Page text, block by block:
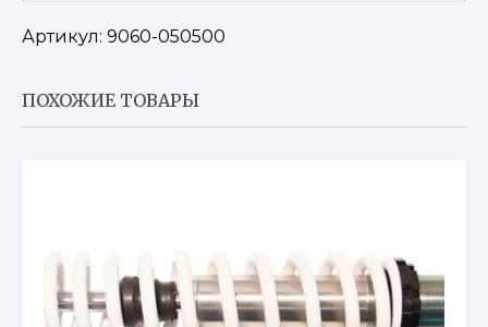
Артикул: 9060-050500
ПОХОЖИЕ ТОВАРЫ